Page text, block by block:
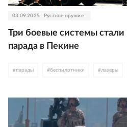
03.09.2025 Русское оружие
Три боевые системы
парада в Пекине
#парады #беспилотники # лазеры